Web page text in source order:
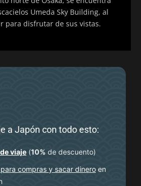
Umeda Sky Building, al
para disfrutar de sus vistas.
a Japón con todo esto:
viaje (10% de descuento)
para compras y sacar dinero en